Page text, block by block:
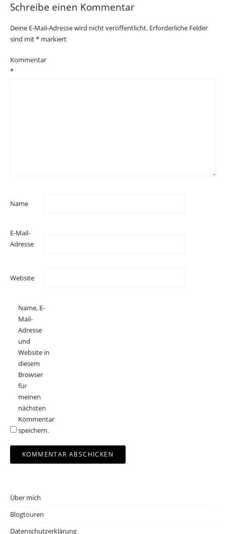
Schreibe einen Kommentar
Deine E-Mail-Adresse wird nicht veröffentlicht. Erforderliche Felder
sind mit* markiert
Kommentar
*
Name
E-Mail-
Adresse
Website
Name, E-
Mail-
Adresse
und
Website in
diesem
Browser
für
meinen
nächsten
Kommentar
speichern.
Über mich
Blogtouren
Datenschutzerklärung